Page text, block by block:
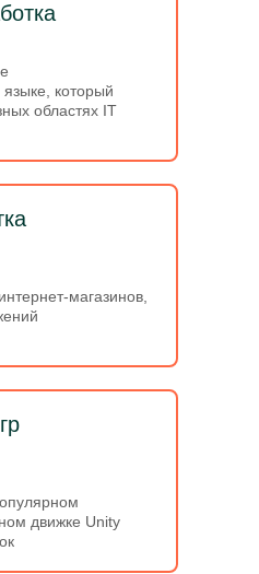
который
областях IT
магазинов,
движке Unity